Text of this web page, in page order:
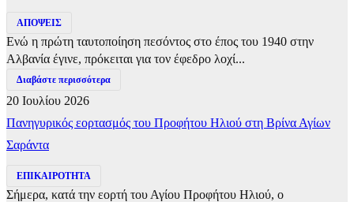
ΑΠΟΨΕΙΣ
Ενώ η πρώτη ταυτοποίηση πεσόντος στο έπος του 1940 στην
Αλβανία έγινε, πρόκειται για τον έφεδρο λοχί...
Διαβάστε περισσότερα
20 Ιουλίου 2026
Πανηγυρικός εορτασμός του Προφήτου Ηλιού στη Βρίνα Αγίων
Σαράντα
ΕΠΙΚΑΙΡΟΤΗΤΑ
Σήμερα, κατά την εορτή του Αγίου Προφήτου Ηλιού, ο